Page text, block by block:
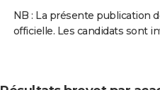
NB : La présente publication
officielle. Les candidats sont